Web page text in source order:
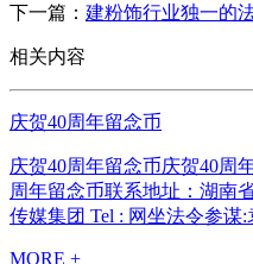
下一篇： 建粉饰行业独一的
相关内容
庆贺40周年留念币
庆贺40周年留念币庆贺40周
周年留念币联系地址：湖南
传媒集团 Tel : 网坐法令参谋:
MORE +